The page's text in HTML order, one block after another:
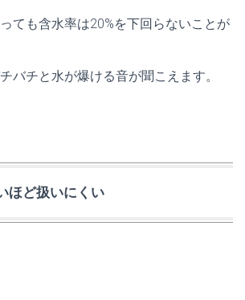
ても含水率は20%を下回らないことが
バチと水が爆ける音が聞こえます。
ほど扱いにくい